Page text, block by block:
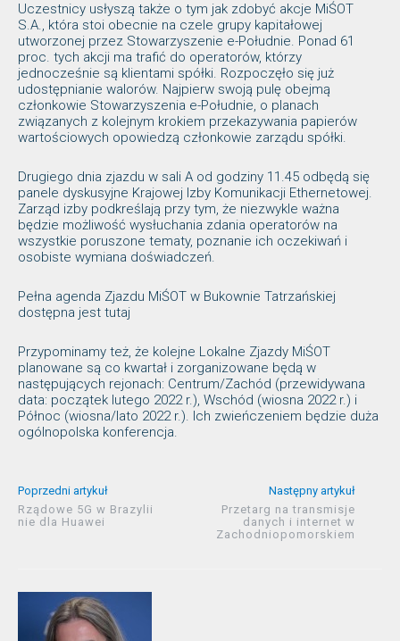
Uczestnicy usłyszą także o tym jak zdobyć akcje MiŚOT
S.A., która stoi obecnie na czele grupy kapitałowej
utworzonej przez Stowarzyszenie e-Południe. Ponad 61
proc. tych akcji ma trafić do operatorów, którzy
jednocześnie są klientami spółki. Rozpoczęło się już
udostępnianie walorów. Najpierw swoją pulę obejmą
członkowie Stowarzyszenia e-Południe, o planach
związanych z kolejnym krokiem przekazywania papierów
wartościowych opowiedzą członkowie zarządu spółki.
Drugiego dnia zjazdu w sali A od godziny 11.45 odbędą się
panele dyskusyjne Krajowej Izby Komunikacji Ethernetowej.
Zarząd izby podkreślają przy tym, że niezwykle ważna
będzie możliwość wysłuchania zdania operatorów na
wszystkie poruszone tematy, poznanie ich oczekiwań i
osobiste wymiana doświadczeń.
Pełna agenda Zjazdu MiŚOT w Bukownie Tatrzańskiej
dostępna jest tutaj
Przypominamy też, że kolejne Lokalne Zjazdy MiŚOT
planowane są co kwartał i zorganizowane będą w
następujących rejonach: Centrum/Zachód (przewidywana
data: początek lutego 2022 r.), Wschód (wiosna 2022 r.) i
Północ (wiosna/lato 2022 r.). Ich zwieńczeniem będzie duża
ogólnopolska konferencja.
Poprzedni artykuł
Rządowe 5G w Brazylii
nie dla Huawei
Następny artykuł
Przetarg na transmisje
danych i internet w
Zachodniopomorskiem